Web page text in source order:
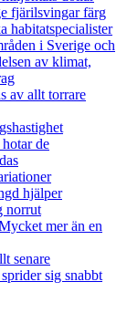
fjärilsvingar färg
habitatspecialister
i Sverige och
av klimat,
av allt torrare
de
hjälper
norrut
mer än en
senare
sig snabbt